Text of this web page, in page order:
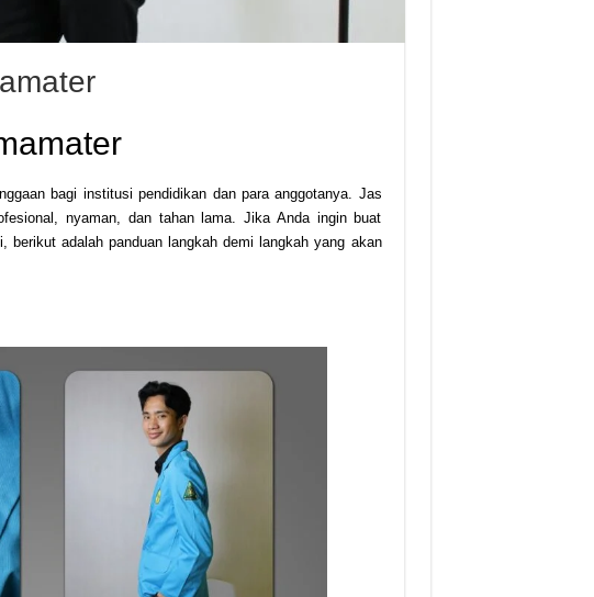
bagi institusi pendidikan dan para anggotanya. Jas
nyaman, dan tahan lama. Jika Anda ingin buat
berikut adalah panduan langkah demi langkah yang akan